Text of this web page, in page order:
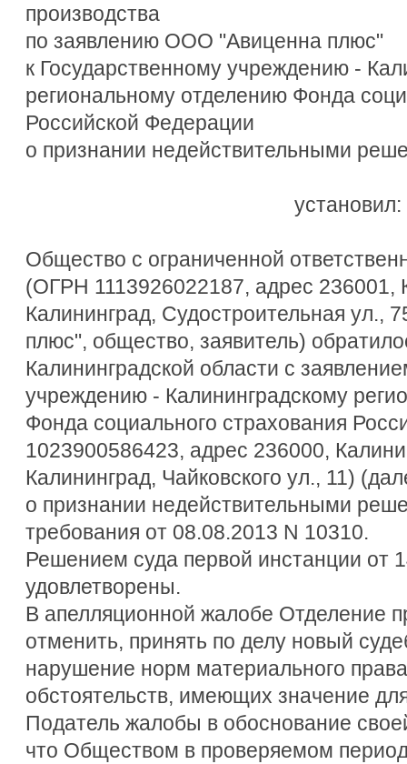
производства
по заявлению ООО "Авиценна плюс"
к Государственному учреждению -
региональному отделению Фонда
Российской Федерации
о признании недействительными
установил:
Общество с ограниченной
(ОГРН 1113926022187, адрес 236001,
Калининград, Судостроительная
плюс", общество, заявитель)
Калининградской области с
учреждению - Калининградскому
Фонда социального страхования
1023900586423, адрес 236000,
Калининград, Чайковского ул., 11)
о признании недействительными
требования от 08.08.2013 N 10310.
Решением суда первой инстанции от
удовлетворены.
В апелляционной жалобе Отделение
отменить, принять по делу новый
нарушение норм материального
обстоятельств, имеющих значение
Податель жалобы в обоснование
что Обществом в проверяемом